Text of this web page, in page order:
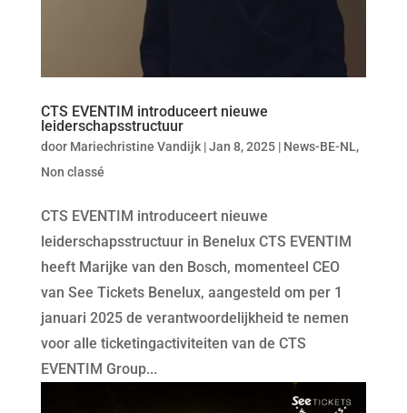
CTS EVENTIM introduceert nieuwe
leiderschapsstructuur
door Mariechristine Vandijk|Jan 8, 2025| News-BE-NL,
Non classé
CTS EVENTIM introduceert nieuwe
leiderschapsstructuur in Benelux CTS EVENTIM
heeft Marijke van den Bosch, momenteel CEO
van See Tickets Benelux, aangesteld om per 1
januari 2025 de verantwoordelijkheid te nemen
voor alle ticketingactiviteiten van de CTS
EVENTIM Group...